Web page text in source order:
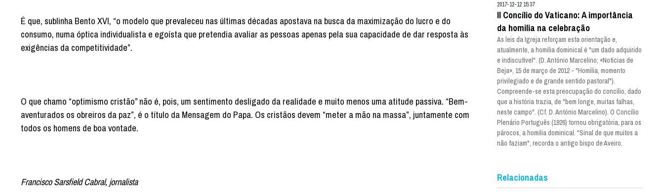
É que, sublinha Bento XVI, “o modelo que prevaleceu nas últimas décadas apostava na busca da maximização do lucro e do
consumo, numa óptica individualista e egoísta que pretendia avaliar as pessoas apenas pela sua capacidade de dar resposta às
exigências da competitividade”.
O que chamo “optimismo cristão” não é, pois, um sentimento desligado da realidade e muito menos uma atitude passiva. “Bem-
aventurados os obreiros da paz”, é o título da Mensagem do Papa. Os cristãos devem “meter a mão na massa”, juntamente com
todos os homens de boa vontade.
Francisco Sarsfield Cabral, jornalista
2017-12-12 15:37
II Concílio do Vaticano: A importância
da homilia na celebração
As leis da Igreja reforçam esta orientação e,
atualmente, a homilia dominical é "um dado adquirido
e indiscutível". (D. António Marcelino; «Notícias de
Beja», 15 de março de 2012 - "Homilia, momento
privilegiado e de grande sentido pastoral").
Compreende-se esta preocupação do concílio, dado
que a história trazia, de "bem longe, muitas falhas,
neste campo". (Cf. D. António Marcelino). O Concílio
Plenário Português (1926) tornou obrigatória, para os
párocos, a homilia dominical. "Sinal de que muitos a
não faziam", recorda o antigo bispo de Aveiro.
Relacionadas